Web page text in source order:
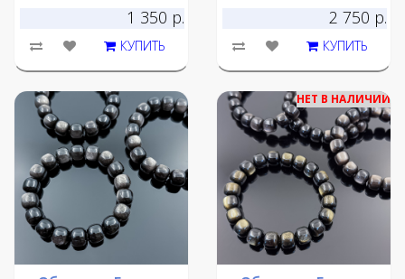
1 350 р.
КУПИТЬ
2 750 р.
КУПИТЬ
НЕТ В НАЛИЧИИ